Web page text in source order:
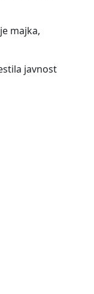
majka,
javnost